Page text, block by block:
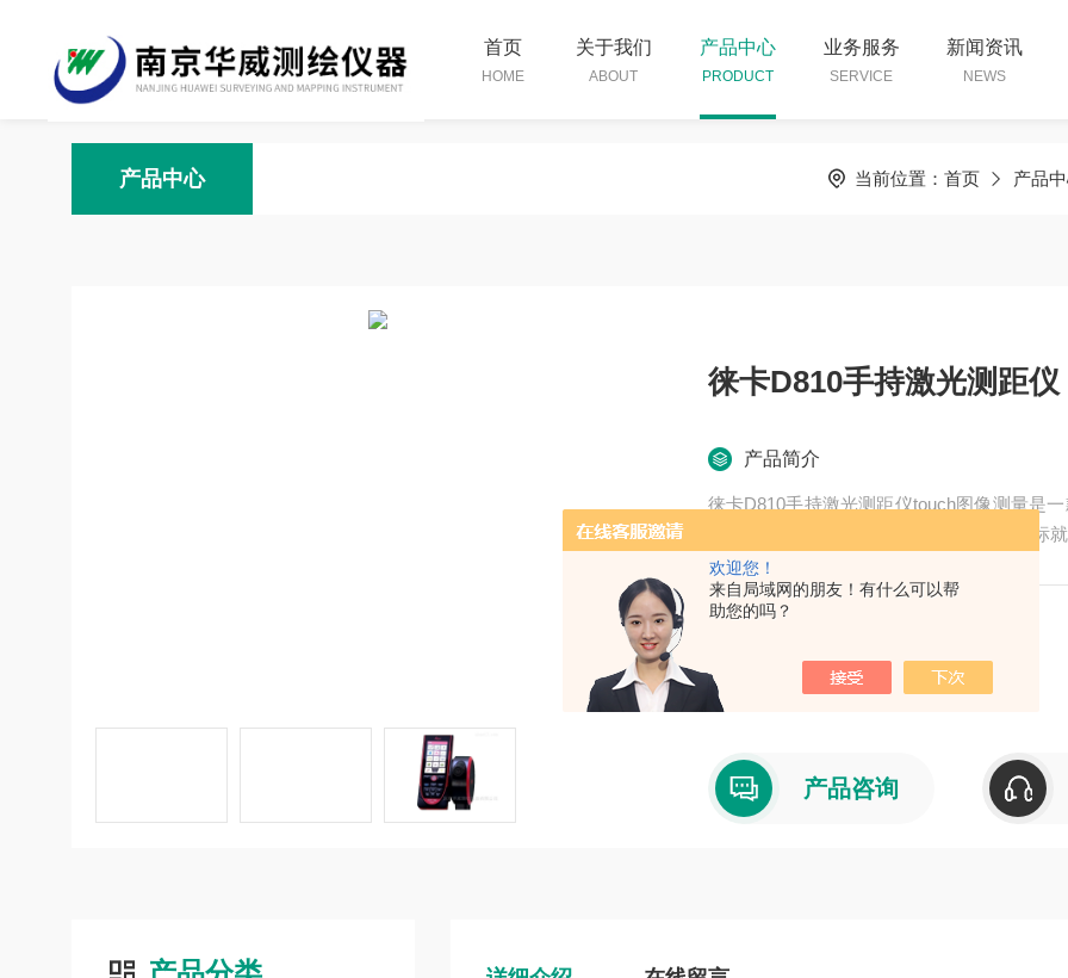
欢迎您！
来自局域网的朋友！有什么可以帮
助您的吗？
首页
HOME
关于我们
ABOUT
产品中心
PRODUCT
业务服务
SERVICE
新闻资讯
NEWS
产品中心 当前位置： 首页 产品
徕卡D810手持激光测距仪
产品简介
徕卡D810手持激光测距仪touch图像测量是
情况下，调节D810 touch屏幕上的图像光标
度、宽度、面积、直径、周长等。D810
厂商性质：代理商
产品咨询